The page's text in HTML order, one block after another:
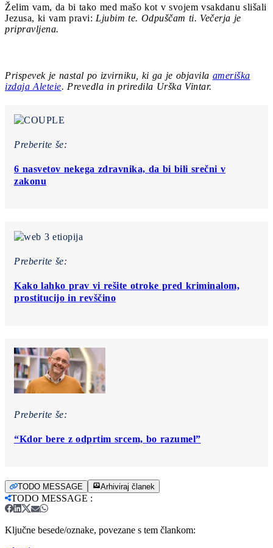
Želim vam, da bi tako med mašo kot v svojem vsakdanu slišali
Jezusa, ki vam pravi: Ljubim te. Odpuščam ti. Večerja je
pripravljena.
Prispevek je nastal po izvirniku, ki ga je objavila ameriška
izdaja Aleteie. Prevedla in priredila Urška Vintar.
Preberite še:
6 nasvetov nekega zdravnika, da bi bili srečni v
zakonu
Preberite še:
Kako lahko prav vi rešite otroke pred kriminalom,
prostitucijo in revščino
Preberite še:
“Kdor bere z odprtim srcem, bo razumel”
TODO MESSAGE Arhiviraj članek
TODO MESSAGE :
Ključne besede/oznake, povezane s tem člankom: